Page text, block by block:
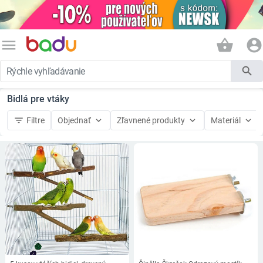
menu shopping_basket account_circle
search
Bidlá pre vtáky
filter_list Filtre Objednať keyboard_arrow_down Zľavnené produkty keyboard_arrow_down Materiál keyboard_arrow_down